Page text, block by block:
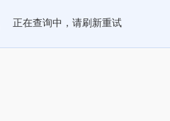
正在查询中，请刷新重试